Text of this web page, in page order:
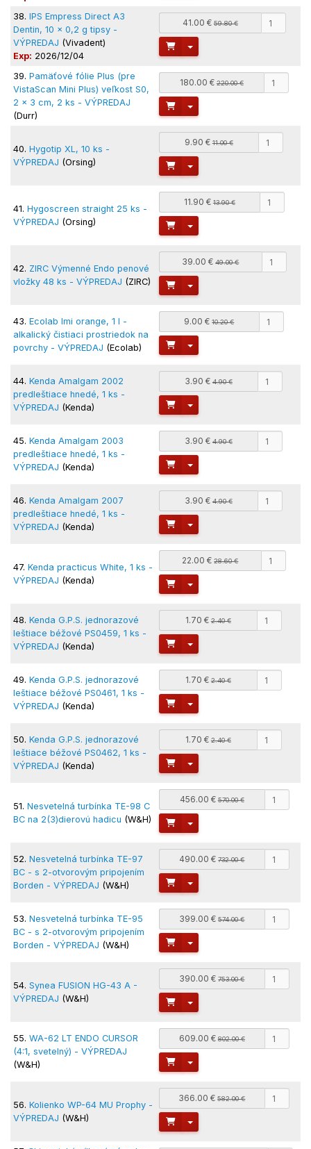
38. IPS Empress Direct A3
Dentin, 10 x 0,2 g tipsy -
VÝPREDAJ (Vivadent)
Exp: 2026/12/04
41.00 €59.80 €
Toggle Dropdown
39. Pamäťové fólie Plus (pre
VistaScan Mini Plus) veľkost S0,
2 x 3 cm, 2 ks - VÝPREDAJ
(Durr)
180.00 €220.00 €
Toggle Dropdown
40. Hygotip XL, 10 ks -
VÝPREDAJ (Orsing)
9.90 €11.00 €
Toggle Dropdown
41. Hygoscreen straight 25 ks -
VÝPREDAJ (Orsing)
11.90 €13.90 €
Toggle Dropdown
42. ZIRC Výmenné Endo penové
vložky 48 ks - VÝPREDAJ (ZIRC)
39.00 €49.00 €
Toggle Dropdown
43. Ecolab Imi orange, 1 l -
alkalický čistiaci prostriedok na
povrchy - VÝPREDAJ (Ecolab)
9.00 €10.20 €
Toggle Dropdown
44. Kenda Amalgam 2002
predleštiace hnedé, 1 ks -
VÝPREDAJ (Kenda)
3.90 €4.90 €
Toggle Dropdown
45. Kenda Amalgam 2003
predleštiace hnedé, 1 ks -
VÝPREDAJ (Kenda)
3.90 €4.90 €
Toggle Dropdown
46. Kenda Amalgam 2007
predleštiace hnedé, 1 ks -
VÝPREDAJ (Kenda)
3.90 €4.90 €
Toggle Dropdown
47. Kenda practicus White, 1 ks -
VÝPREDAJ (Kenda)
22.00 €28.60 €
Toggle Dropdown
48. Kenda G.P.S. jednorazové
leštiace béžové PS0459, 1 ks -
VÝPREDAJ (Kenda)
1.70 €2.40 €
Toggle Dropdown
49. Kenda G.P.S. jednorazové
leštiace béžové PS0461, 1 ks -
VÝPREDAJ (Kenda)
1.70 €2.40 €
Toggle Dropdown
50. Kenda G.P.S. jednorazové
leštiace béžové PS0462, 1 ks -
VÝPREDAJ (Kenda)
1.70 €2.40 €
Toggle Dropdown
51. Nesvetelná turbínka TE-98 C
BC na 2(3)dierovú hadicu (W&H)
456.00 €570.00 €
Toggle Dropdown
52. Nesvetelná turbínka TE-97
BC - s 2-otvorovým pripojením
Borden - VÝPREDAJ (W&H)
490.00 €732.00 €
Toggle Dropdown
53. Nesvetelná turbínka TE-95
BC - s 2-otvorovým pripojením
Borden - VÝPREDAJ (W&H)
399.00 €574.00 €
Toggle Dropdown
54. Synea FUSION HG-43 A -
VÝPREDAJ (W&H)
390.00 €753.00 €
Toggle Dropdown
55. WA-62 LT ENDO CURSOR
(4:1, svetelný) - VÝPREDAJ
(W&H)
609.00 €802.00 €
Toggle Dropdown
56. Kolienko WP-64 MU Prophy -
VÝPREDAJ (W&H)
366.00 €582.00 €
Toggle Dropdown